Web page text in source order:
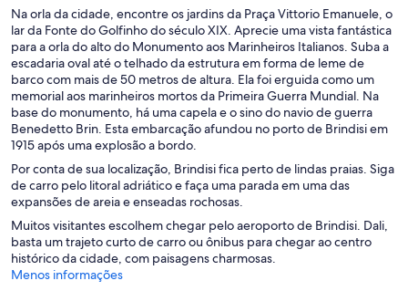
Na orla da cidade, encontre os jardins da Praça Vittorio Emanuele, o
lar da Fonte do Golfinho do século XIX. Aprecie uma vista fantástica
para a orla do alto do Monumento aos Marinheiros Italianos. Suba a
escadaria oval até o telhado da estrutura em forma de leme de
barco com mais de 50 metros de altura. Ela foi erguida como um
memorial aos marinheiros mortos da Primeira Guerra Mundial. Na
base do monumento, há uma capela e o sino do navio de guerra
Benedetto Brin. Esta embarcação afundou no porto de Brindisi em
1915 após uma explosão a bordo.
Por conta de sua localização, Brindisi fica perto de lindas praias. Siga
de carro pelo litoral adriático e faça uma parada em uma das
expansões de areia e enseadas rochosas.
Muitos visitantes escolhem chegar pelo aeroporto de Brindisi. Dali,
basta um trajeto curto de carro ou ônibus para chegar ao centro
histórico da cidade, com paisagens charmosas.
Menos informações